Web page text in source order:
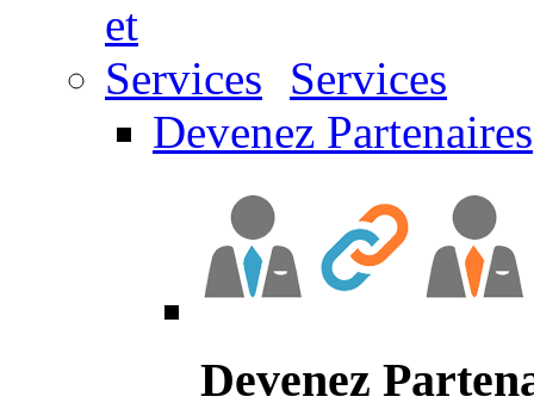
Services
Devenez Partenaires
Devenez